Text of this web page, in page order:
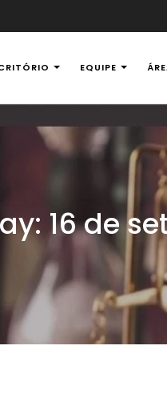
Ambiental
EQUIPE
16 de